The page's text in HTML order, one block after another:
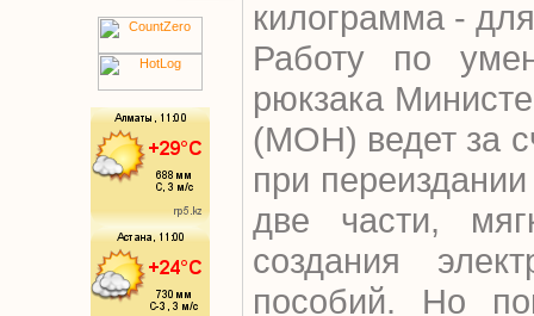
килограмма -
Работу по
рюкзака
(МОН) ведет за
при
две части,
создания
пособий. Но